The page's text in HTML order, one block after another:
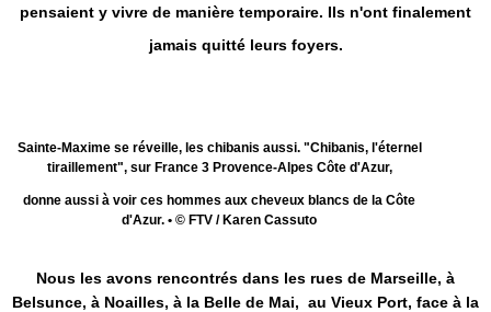
pensaient y vivre de manière temporaire. Ils n'ont finalement
jamais quitté leurs foyers.
Sainte-Maxime se réveille, les chibanis aussi. "Chibanis, l'éternel
tiraillement", sur France 3 Provence-Alpes Côte d'Azur,
donne aussi à voir ces hommes aux cheveux blancs de la Côte
d'Azur. • © FTV / Karen Cassuto
Nous les avons rencontrés dans les rues de Marseille, à
Belsunce, à Noailles, à la Belle de Mai, au Vieux Port, face à la